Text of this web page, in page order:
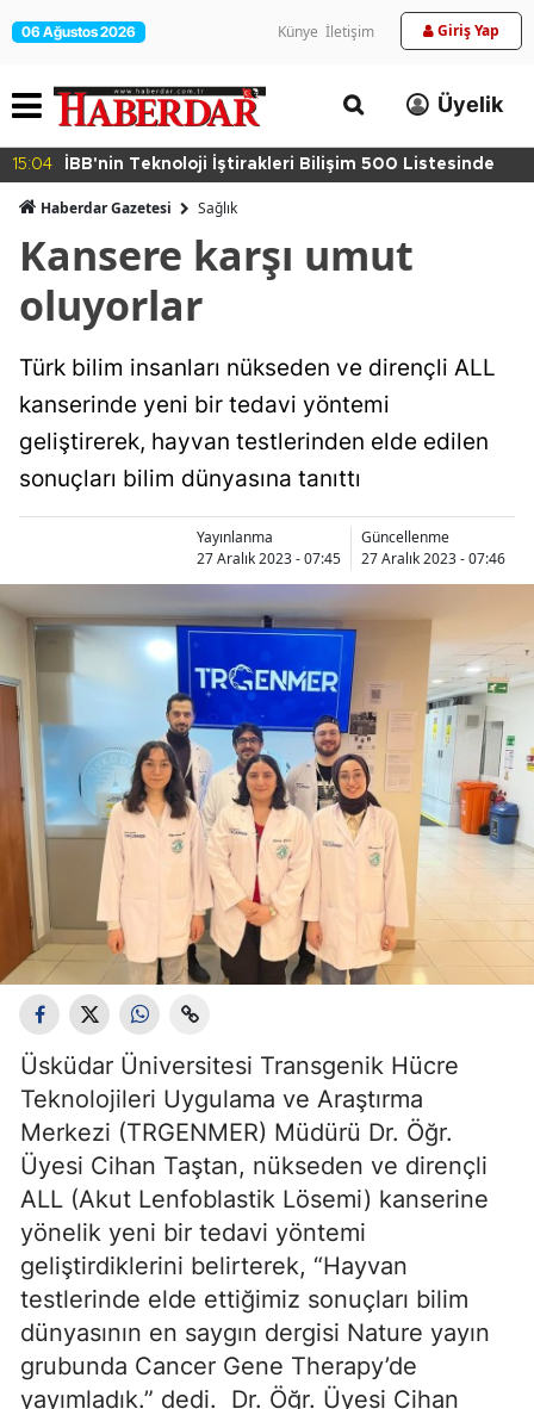
06 Ağustos 2026 Künye İletişim Giriş Yap
Üyelik
15:04 İBB'nin Teknoloji İştirakleri Bilişim 500 Listesinde
Haberdar Gazetesi Sağlık
Kansere karşı umut
oluyorlar
Türk bilim insanları nükseden ve dirençli ALL
kanserinde yeni bir tedavi yöntemi
geliştirerek, hayvan testlerinden elde edilen
sonuçları bilim dünyasına tanıttı
Yayınlanma
27 Aralık 2023 - 07:45
Güncellenme
27 Aralık 2023 - 07:46
Üsküdar Üniversitesi Transgenik Hücre
Teknolojileri Uygulama ve Araştırma
Merkezi (TRGENMER) Müdürü Dr. Öğr.
Üyesi Cihan Taştan, nükseden ve dirençli
ALL (Akut Lenfoblastik Lösemi) kanserine
yönelik yeni bir tedavi yöntemi
geliştirdiklerini belirterek, “Hayvan
testlerinde elde ettiğimiz sonuçları bilim
dünyasının en saygın dergisi Nature yayın
grubunda Cancer Gene Therapy’de
yayımladık.” dedi. Dr. Öğr. Üyesi Cihan